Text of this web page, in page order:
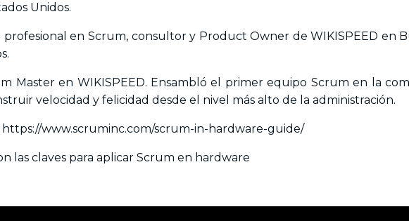
Unidos.
en Scrum, consultor y Product Owner de WIKISPEED en
Master en WIKISPEED. Ensambló el primer equipo Scrum en la
velocidad y felicidad desde el nivel más alto de la administración.
https://www.scruminc.com/scrum-in-hardware-guide/
las claves para aplicar Scrum en hardware